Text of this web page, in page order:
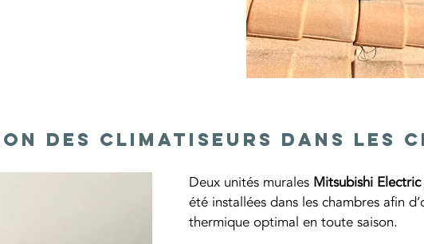
des climatiseurs dans les
Deux unités murales Mitsubishi
été installées dans les chambres afin
thermique optimal en toute saison.